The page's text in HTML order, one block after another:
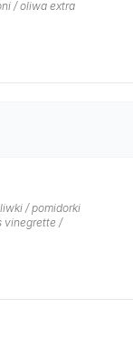
/ oliwa extra
/ pomidorki
vinegrette /